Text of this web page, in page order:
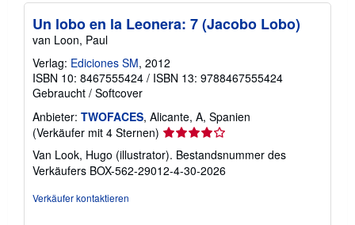
Un lobo en la Leonera: 7 (Jacobo Lobo)
van Loon, Paul
Verlag: Ediciones SM, 2012
ISBN 10: 8467555424 / ISBN 13: 9788467555424
Gebraucht / Softcover
Anbieter: TWOFACES, Alicante, A, Spanien
(Verkäufer mit 4 Sternen) Verkäuferbewertung
4
von
5
Van Look, Hugo (illustrator). Bestandsnummer des
Verkäufers BOX-562-29012-4-30-2026
Verkäufer kontaktieren